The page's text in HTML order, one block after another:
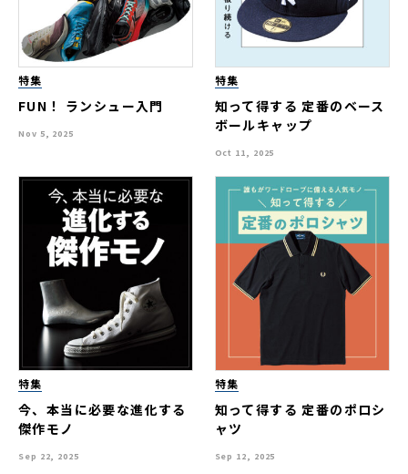
特集
FUN！ ランシュー入門
Nov 5, 2025
特集
知って得する 定番のベース
ボールキャップ
Oct 11, 2025
特集
今、本当に必要な進化する
傑作モノ
Sep 22, 2025
特集
知って得する 定番のポロシ
ャツ
Sep 12, 2025